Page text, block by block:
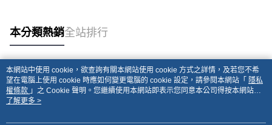
本分類熱銷全站排行
熱門標籤
本網站中使用 cookie，欲查詢有關本網站使用 cookie 方式之詳情，及若您不希
望在電腦上使用 cookie 時應如何變更電腦的 cookie 設定，請參閱本網站「 隱私
權條款 」之 Cookie 聲明。您繼續使用本網站即表示您同意本公司得按本網站使
用條款之 Cookie 聲明使用 cookie。
了解更多 >